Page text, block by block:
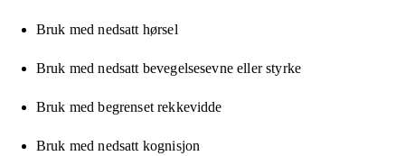
Bruk med nedsatt hørsel
Bruk med nedsatt bevegelsesevne eller styrke
Bruk med begrenset rekkevidde
Bruk med nedsatt kognisjon